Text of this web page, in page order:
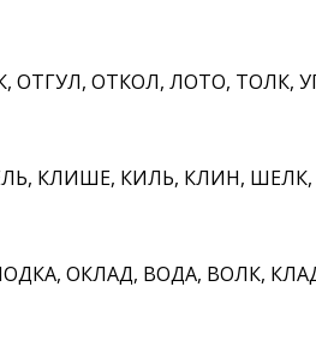
ОТГУЛ, ОТКОЛ, ЛОТО, ТОЛК,
КЛИШЕ, КИЛЬ, КЛИН,
ОКЛАД, ВОДА, ВОЛК,